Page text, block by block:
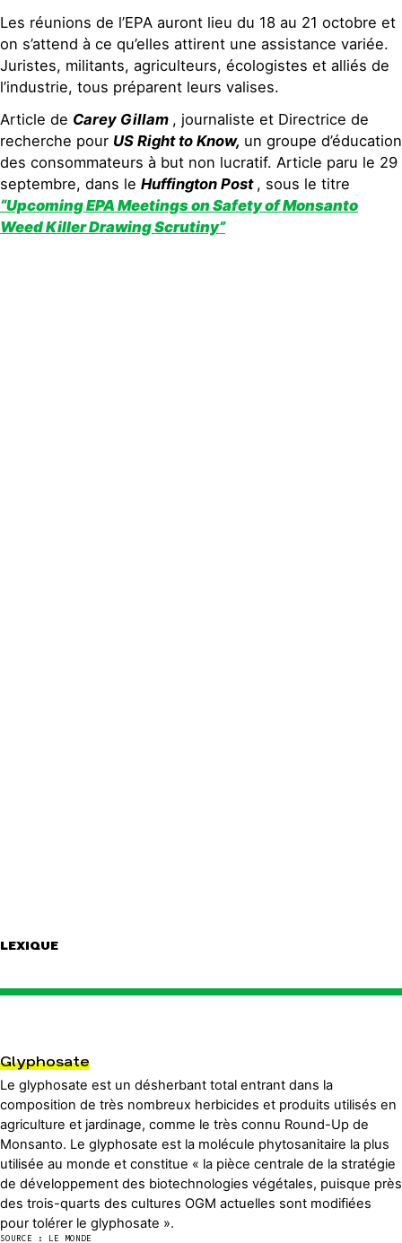
Les réunions de l’EPA auront lieu du 18 au 21 octobre et
on s’attend à ce qu’elles attirent une assistance variée.
Juristes, militants, agriculteurs, écologistes et alliés de
l’industrie, tous préparent leurs valises.
Article de Carey Gillam , journaliste et Directrice de
recherche pour US Right to Know, un groupe d’éducation
des consommateurs à but non lucratif. Article paru le 29
septembre, dans le Huffington Post , sous le titre
“Upcoming EPA Meetings on Safety of Monsanto
Weed Killer Drawing Scrutiny”
LEXIQUE
Glyphosate
Le glyphosate est un désherbant total entrant dans la
composition de très nombreux herbicides et produits utilisés en
agriculture et jardinage, comme le très connu Round-Up de
Monsanto. Le glyphosate est la molécule phytosanitaire la plus
utilisée au monde et constitue « la pièce centrale de la stratégie
de développement des biotechnologies végétales, puisque près
des trois-quarts des cultures OGM actuelles sont modifiées
pour tolérer le glyphosate ».
SOURCE : LE MONDE